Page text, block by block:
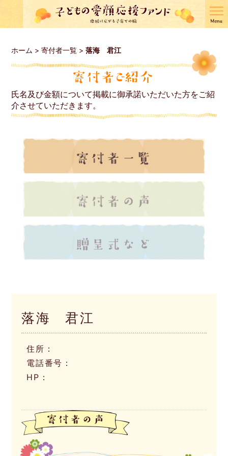
ホーム >寄付者一覧 >落海 君江
氏名及び金額について掲載に御承諾いただいた方をご紹
介させていただきます。
落海 君江
住所：
電話番号：
HP：